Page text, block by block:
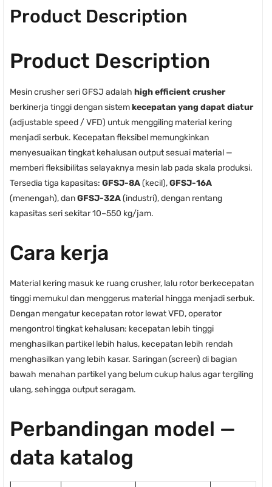
Product Description
Product Description
Mesin crusher seri GFSJ adalah high efficient crusher
berkinerja tinggi dengan sistemkecepatan yang dapat diatur
(adjustable speed / VFD) untuk menggiling material kering
menjadi serbuk. Kecepatan fleksibel memungkinkan
menyesuaikan tingkat kehalusan output sesuai material —
memberi fleksibilitas selayaknya mesin lab pada skala produksi.
Tersedia tiga kapasitas: GFSJ-8A(kecil),GFSJ-16A
(menengah), danGFSJ-32A(industri), dengan rentang
kapasitas seri sekitar 10–550 kg/jam.
Cara kerja
Material kering masuk ke ruang crusher, lalu rotor berkecepatan
tinggi memukul dan menggerus material hingga menjadi serbuk.
Dengan mengatur kecepatan rotor lewat VFD, operator
mengontrol tingkat kehalusan: kecepatan lebih tinggi
menghasilkan partikel lebih halus, kecepatan lebih rendah
menghasilkan yang lebih kasar. Saringan (screen) di bagian
bawah menahan partikel yang belum cukup halus agar tergiling
ulang, sehingga output seragam.
Perbandingan model —
data katalog